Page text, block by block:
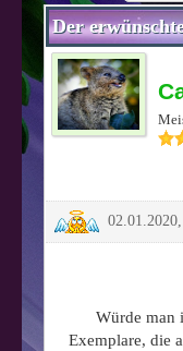
Der
Würde man
Exemplare, die